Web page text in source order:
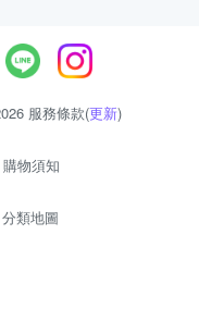
服務條款(更新)
購物須知
分類地圖